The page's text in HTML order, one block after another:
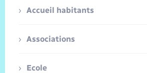
Accueil habitants
Associations
Ecole